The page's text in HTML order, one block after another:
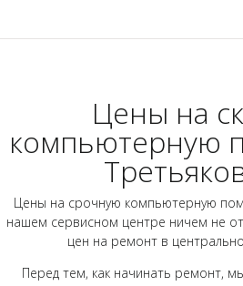
Цены на
компьютерную
Цены на срочную компьютерную
нашем сервисном центре ничем не
цен на ремонт в
Перед тем, как начинать ремонт,